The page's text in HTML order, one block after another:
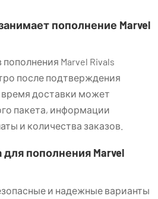
пополнение Marvel
Marvel Rivals
после подтверждения
доставки может
пакета, информации
и количества заказов.
пополнения Marvel
и надежные варианты